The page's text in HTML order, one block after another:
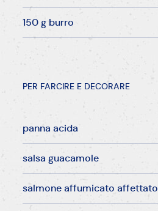
150 g burro
PER FARCIRE E DECORARE
panna acida
salsa guacamole
salmone affumicato affettato